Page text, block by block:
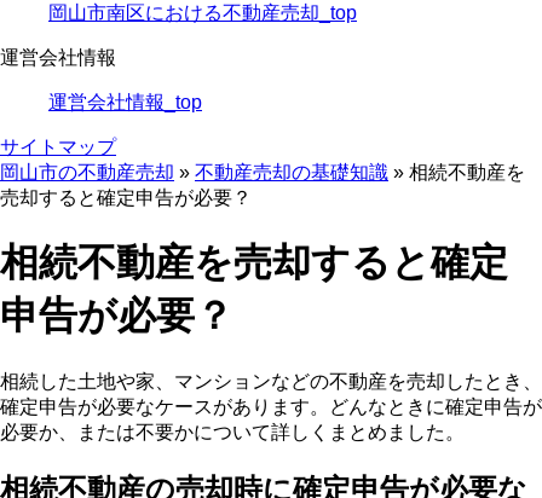
岡山市南区における不動産売却_top
運営会社情報
運営会社情報_top
サイトマップ
岡山市の不動産売却 » 不動産売却の基礎知識 » 相続不動産を
売却すると確定申告が必要？
相続不動産を売却すると確定
申告が必要？
相続した土地や家、マンションなどの不動産を売却したとき、
確定申告が必要なケースがあります。どんなときに確定申告が
必要か、または不要かについて詳しくまとめました。
相続不動産の売却時に確定申告が必要な